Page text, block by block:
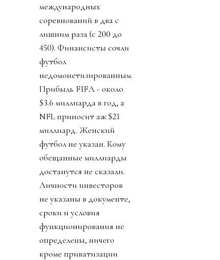
международных
соревнований в два с
лишним раза (с 200 до
450). Финансисты сочли
футбол
недомонетизированным.
Прибыль FIFA - около
$3.6 миллиарда в год, а
NFL приносит аж $21
миллиард. Женский
футбол не указан. Кому
обещанные миллиарды
достанутся не сказали.
Личности инвесторов
не указаны в документе,
сроки и условия
функционирования не
определены, ничего
кроме приватизации